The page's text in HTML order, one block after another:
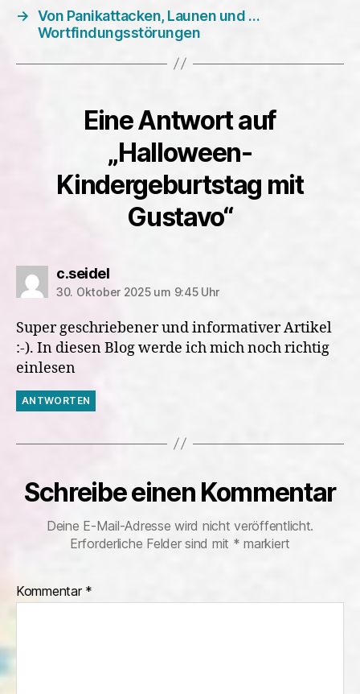
→ Von Panikattacken, Launen und …
Wortfindungsstörungen
Eine Antwort auf
„Halloween-
Kindergeburtstag mit
Gustavo“
c.seidelsagt:
30. Oktober 2025 um 9:45 Uhr
Super geschriebener und informativer Artikel
:-). In diesen Blog werde ich mich noch richtig
einlesen
ANTWORTEN
Schreibe einen Kommentar
Deine E-Mail-Adresse wird nicht veröffentlicht.
Erforderliche Felder sind mit * markiert
Kommentar *